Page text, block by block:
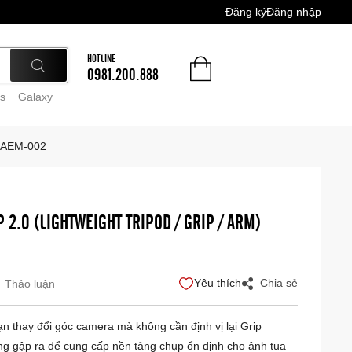
Đăng kýĐăng nhập
Galaxy
HOTLINE
0981.200.888
002
2.0 (LIGHTWEIGHT TRIPOD / GRIP / ARM)
Thảo luận Yêu thích Chia sẻ
thay đổi góc camera mà không cần định vị lại Grip
gập ra để cung cấp nền tảng chụp ổn định cho ảnh tua